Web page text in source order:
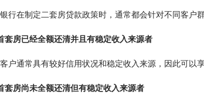
行在制定二套房贷款政策时，通常都会针对不同客户
套房已经全额还清并且有稳定收入来源者
户通常具有较好信用状况和稳定收入来源，因此可以
套房尚未全额还清但有稳定收入来源者